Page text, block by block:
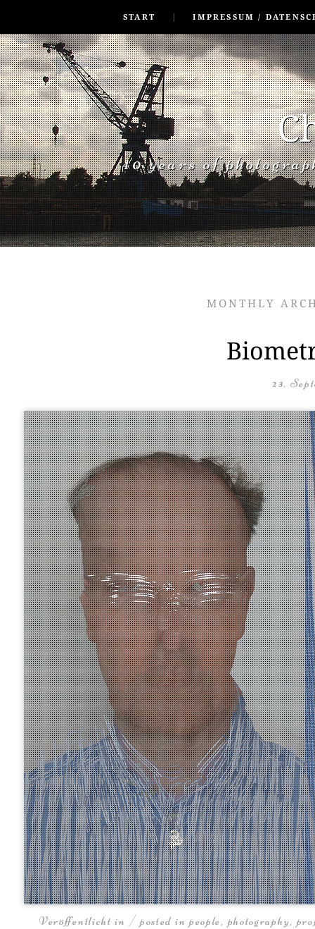
START
IMPRESSUM /
40 years of
MONTHLY
23.
Veröffentlicht in / posted in people, photography,